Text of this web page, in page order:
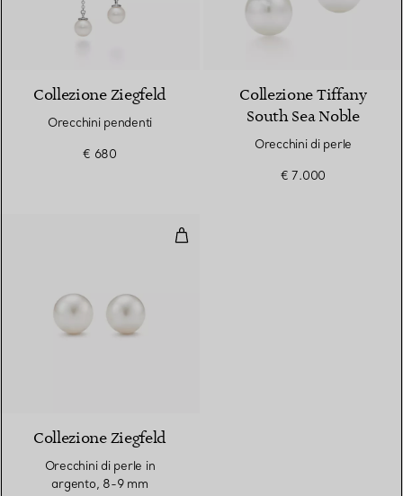
Collezione Ziegfeld
Orecchini pendenti
€ 680
Collezione Tiffany
South Sea Noble
Orecchini di perle
€ 7.000
Orecchini di perle in argento, 8-
Collezione Ziegfeld
Orecchini di perle in
argento, 8-9 mm